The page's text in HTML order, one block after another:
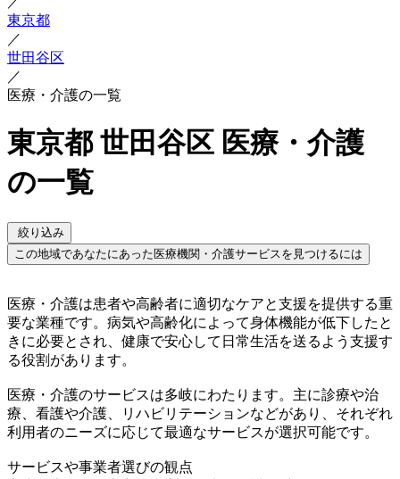
東京都
／
世田谷区
／
医療・介護の一覧
東京都 世田谷区 医療・介護
の一覧
絞り込み
この地域であなたにあった医療機関・介護サービスを見つけるには
医療・介護は患者や高齢者に適切なケアと支援を提供する重
要な業種です。病気や高齢化によって身体機能が低下したと
きに必要とされ、健康で安心して日常生活を送るよう支援す
る役割があります。
医療・介護のサービスは多岐にわたります。主に診療や治
療、看護や介護、リハビリテーションなどがあり、それぞれ
利用者のニーズに応じて最適なサービスが選択可能です。
サービスや事業者選びの観点